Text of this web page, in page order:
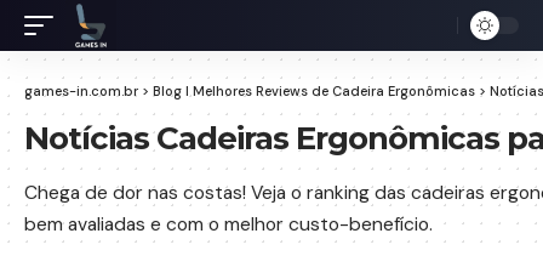
games-in.com.br > Blog I Melhores Reviews de Cadeira Ergonômicas >
Notícias Cadeiras Ergonômicas
Chega de dor nas costas! Veja o ranking das cadeiras
bem avaliadas e com o melhor custo-benefício.